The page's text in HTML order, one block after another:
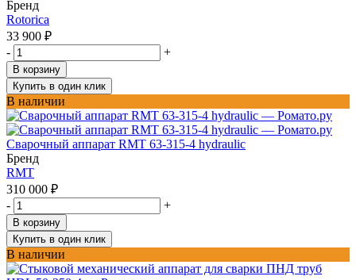
Бренд
Rotorica
33 900 ₽
-
+
В корзину
Купить в один клик
В наличии
Сварочный аппарат RMT 63-315-4 hydraulic
Бренд
RMT
310 000 ₽
-
+
В корзину
Купить в один клик
В наличии